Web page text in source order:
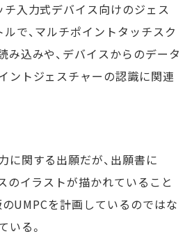
入力式デバイス向けのジェス
で、マルチポイントタッチスク
み込みや、デバイスからのデータ
ントジェスチャーの認識に関連
関する出願だが、出願書に
のイラストが描かれていること
UMPCを計画しているのではな
いる。